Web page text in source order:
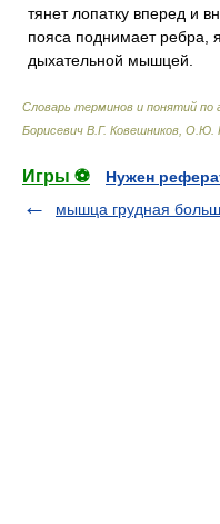
тянет лопатку вперед и
пояса поднимает ребра,
дыхательной мышцей.
Словарь терминов и понятий
Борисевич В.Г. Ковешников, О.Ю.
Игры ⚽
Нужен
мышца грудная